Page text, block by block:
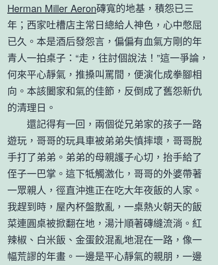
Herman Miller Aeron磚寬的地基，積怨已三
年；西家吐槽店主常日總給人神色，心中憋屈
已久。本是酒后發怨言，偏偏有血氣方剛的年
青人一拍桌子：“走，往討個說法！”這一爭論，
何來平心靜氣，推搡叫罵間，便演化成拳腳相
向。本該闔家和氣的佳節，反倒成了舊怨新仇
的清理日。
還記得有一回，兩個從兄弟家的孩子一路
遊玩，哥哥的玩具車被弟弟失慎摔壞，哥哥脫
手打了弟弟。弟弟的母親護子心切，抬手給了
侄子一巴掌。這下牴觸激化，哥哥的外婆帶著
一眾親人，徑直沖進正在吃大年夜飯的人家。
我趕到時，屋內杯盤散亂，一桌熱火朝天的飯
菜連圓桌被掀翻在地，湯汁順著磚縫流淌。紅
辣椒、白米飯、金蛋餃混亂地混在一路，像一
幅荒謬的年畫。一邊是平心靜氣的親朋，一邊